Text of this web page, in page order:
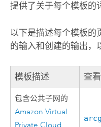
提供了关于每个模板的
以下是描述每个模板的
的输入和创建的输出，
模板描述 查
包含公共子网的
Amazon Virtual